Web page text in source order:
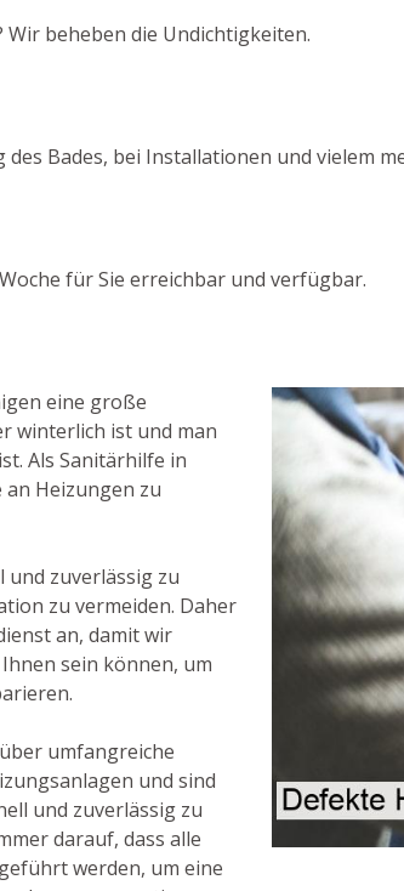
beheben die Undichtigkeiten.
Bades, bei Installationen und vielem
für Sie erreichbar und verfügbar.
eine große
winterlich ist und man
Als Sanitärhilfe in
Heizungen zu
und zuverlässig zu
zu vermeiden. Daher
an, damit wir
sein können, um
umfangreiche
und sind
und zuverlässig zu
darauf, dass alle
werden, um eine